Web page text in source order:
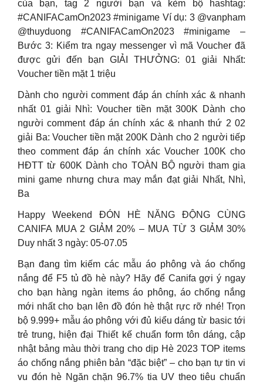
của bạn, tag 2 người bạn và kèm bộ hashtag:
#CANIFACamOn2023 #minigame Ví dụ: 3 @vanpham
@thuyduong #CANIFACamOn2023 #minigame –
Bước 3: Kiểm tra ngay messenger vì mã Voucher đã
được gửi đến bạn GIẢI THƯỞNG: 01 giải Nhất:
Voucher tiền mặt 1 triệu
Dành cho người comment đáp án chính xác & nhanh
nhất 01 giải Nhì: Voucher tiền mặt 300K Dành cho
người comment đáp án chính xác & nhanh thứ 2 02
giải Ba: Voucher tiền mặt 200K Dành cho 2 người tiếp
theo comment đáp án chính xác Voucher 100K cho
HĐTT từ 600K Dành cho TOÀN BỘ người tham gia
mini game nhưng chưa may mắn đạt giải Nhất, Nhì,
Ba
Happy Weekend ĐÓN HÈ NĂNG ĐỘNG CÙNG
CANIFA MUA 2 GIẢM 20% – MUA TỪ 3 GIẢM 30%
Duy nhất 3 ngày: 05-07.05
Bạn đang tìm kiếm các mẫu áo phông và áo chống
nắng để F5 tủ đồ hè này? Hãy để Canifa gợi ý ngay
cho bạn hàng ngàn items áo phông, áo chống nắng
mới nhất cho bạn lên đồ đón hè thật rực rỡ nhé! Trọn
bộ 9.999+ mẫu áo phông với đủ kiểu dáng từ basic tới
trẻ trung, hiện đại Thiết kế chuẩn form tôn dáng, cập
nhật bảng màu thời trang cho dịp Hè 2023 TOP items
áo chống nắng phiên bản “đặc biệt” – cho bạn tự tin vi
vu đón hè Ngăn chặn 96.7% tia UV theo tiêu chuẩn